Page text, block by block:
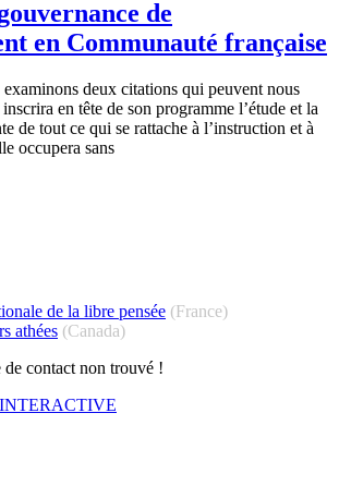
de
en Communauté française
deux citations qui peuvent nous
en tête de son programme l’étude et la
de tout ce qui se rattache à l’instruction et à
occupera sans
de la libre pensée (France)
athées (Canada)
contact non trouvé !